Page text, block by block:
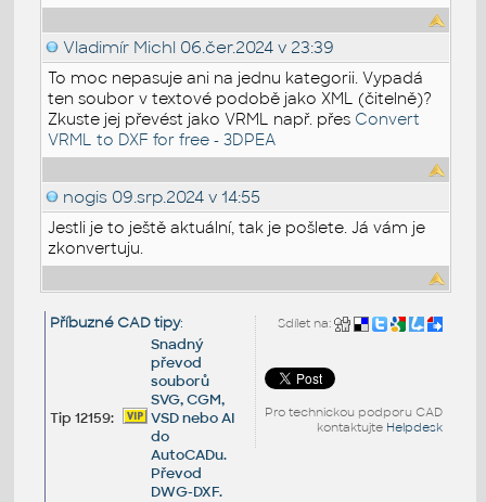
Vladimír Michl 06.čer.2024 v 23:39
To moc nepasuje ani na jednu kategorii. Vypadá
ten soubor v textové podobě jako XML (čitelně)?
Zkuste jej převést jako VRML např. přes Convert
VRML to DXF for free - 3DPEA
nogis 09.srp.2024 v 14:55
Jestli je to ještě aktuální, tak je pošlete. Já vám je
zkonvertuju.
Sdílet na:
Pro technickou podporu CAD
kontaktujte Helpdesk
Příbuzné CAD tipy:
Tip 12159:
Snadný
převod
souborů
SVG, CGM,
VSD nebo AI
do
AutoCADu.
Převod
DWG-DXF.